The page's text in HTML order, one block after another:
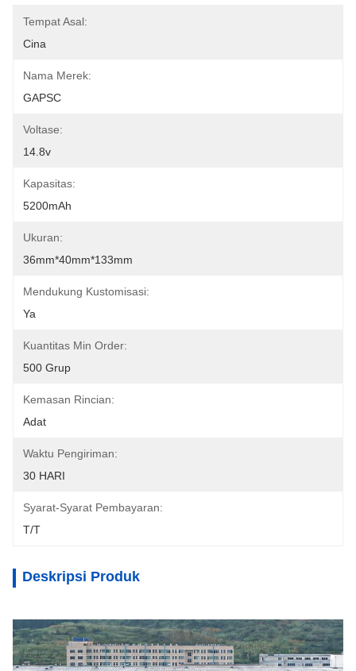
Tempat Asal:
Cina
Nama Merek:
GAPSC
Voltase:
14.8v
Kapasitas:
5200mAh
Ukuran:
36mm*40mm*133mm
Mendukung Kustomisasi:
Ya
Kuantitas Min Order:
500 Grup
Kemasan Rincian:
Adat
Waktu Pengiriman:
30 HARI
Syarat-Syarat Pembayaran:
T/T
Deskripsi Produk